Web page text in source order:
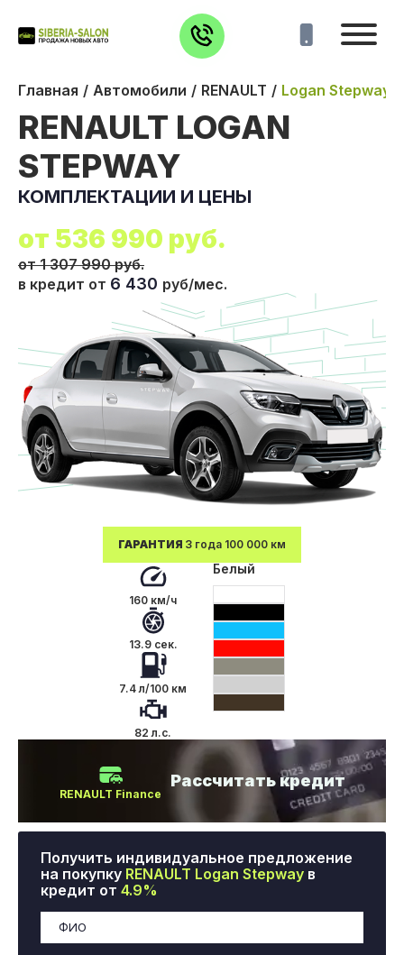
Главная Автомобили RENAULT Logan Stepway
160 км/ч
13.9 сек.
7.4 л/100 км
82 л.с.
Белый
ГАРАНТИЯ 3 года 100 000 км
RENAULT LOGAN
STEPWAY
КОМПЛЕКТАЦИИ И ЦЕНЫ
от 536 990 руб.
от 1 307 990 руб.
в кредит от 6 430 руб/мес.
RENAULT Finance
Рассчитать кредит
Получить индивидуальное предложение
на покупку RENAULT Logan Stepway в
кредит от 4.9%